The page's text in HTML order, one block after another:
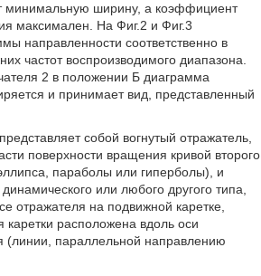
минимальную ширину, а коэффициент
максимален. На Фиг.2 и Фиг.3
направленности соответственно в
частот воспроизводимого диапазона.
2 в положении Б диаграмма
и принимает вид, представленный
собой вогнутый отражатель,
поверхности вращения кривой второго
параболы или гиперболы), и
или любого другого типа,
отражателя на подвижной каретке,
расположена вдоль оси
(линии, параллельной направлению